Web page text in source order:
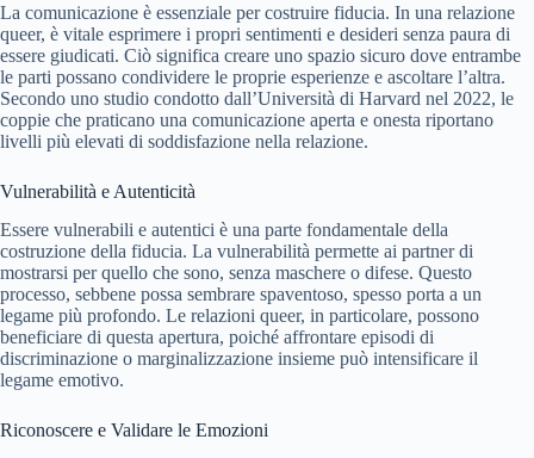
La comunicazione è essenziale per costruire fiducia. In una relazione
queer, è vitale esprimere i propri sentimenti e desideri senza paura di
essere giudicati. Ciò significa creare uno spazio sicuro dove entrambe
le parti possano condividere le proprie esperienze e ascoltare l’altra.
Secondo uno studio condotto dall’Università di Harvard nel 2022, le
coppie che praticano una comunicazione aperta e onesta riportano
livelli più elevati di soddisfazione nella relazione.
Vulnerabilità e Autenticità
Essere vulnerabili e autentici è una parte fondamentale della
costruzione della fiducia. La vulnerabilità permette ai partner di
mostrarsi per quello che sono, senza maschere o difese. Questo
processo, sebbene possa sembrare spaventoso, spesso porta a un
legame più profondo. Le relazioni queer, in particolare, possono
beneficiare di questa apertura, poiché affrontare episodi di
discriminazione o marginalizzazione insieme può intensificare il
legame emotivo.
Riconoscere e Validare le Emozioni